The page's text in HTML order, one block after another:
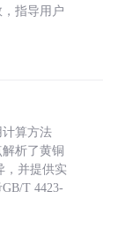
，指导用户
算方法
析了黄铜
，并提供实
T 4423-